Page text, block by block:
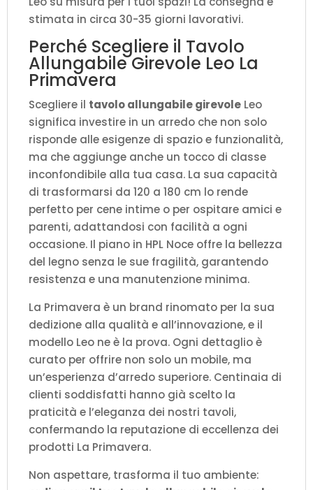
stimata in circa 30-35 giorni lavorativi.
Perché Scegliere il Tavolo
Allungabile Girevole Leo La
Primavera
Scegliere il tavolo allungabile girevole Leo
significa investire in un arredo che non solo
risponde alle esigenze di spazio e funzionalità,
ma che aggiunge anche un tocco di classe
inconfondibile alla tua casa. La sua capacità
di trasformarsi da 120 a 180 cm lo rende
perfetto per cene intime o per ospitare amici e
parenti, adattandosi con facilità a ogni
occasione. Il piano in HPL Noce offre la bellezza
del legno senza le sue fragilità, garantendo
resistenza e una manutenzione minima.
La Primavera è un brand rinomato per la sua
dedizione alla qualità e all’innovazione, e il
modello Leo ne è la prova. Ogni dettaglio è
curato per offrire non solo un mobile, ma
un’esperienza d’arredo superiore. Centinaia di
clienti soddisfatti hanno già scelto la
praticità e l’eleganza dei nostri tavoli,
confermando la reputazione di eccellenza dei
prodotti La Primavera.
Non aspettare, trasforma il tuo ambiente: